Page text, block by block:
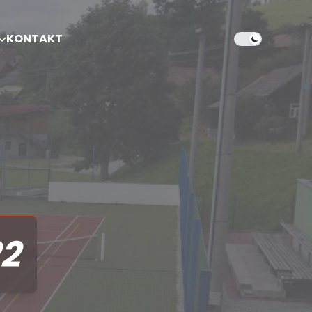
KONTAKT